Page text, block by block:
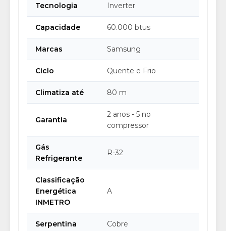
Tecnologia Inverter
Capacidade 60.000 btus
Marcas Samsung
Ciclo Quente e Frio
Climatiza até 80 m
Garantia
2 anos - 5 no
compressor
Gás
Refrigerante
R-32
Classificação
Energética
INMETRO
A
Serpentina Cobre